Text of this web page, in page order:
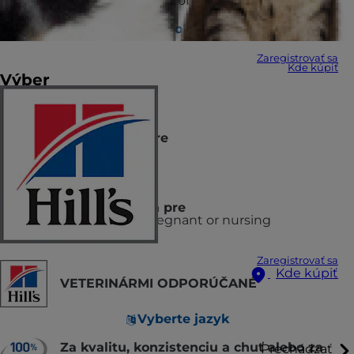
Zaregistrovať sa
Kde kúpiť
Zaregistrovať sa
Kde kúpiť
Vyberte jazyk
Prechádzať
Vyhľadať útulok / veterinára
Výber
Odporúčané pre
Adult Dogs
Neodporúča sa pre
puppies and pregnant or nursing
VETERINÁRMI ODPORÚČANÉ
Za kvalitu, konzistenciu a chuť alebo za